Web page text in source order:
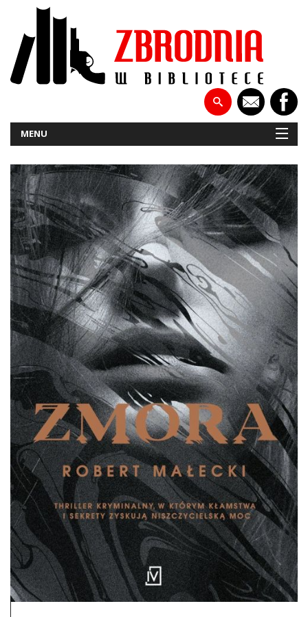
MENU
NOWOŚCI
PATRONATY
WYWIADY
RECENZJE
DO CZYTANIA
NA EKRANIE
KONTAKT